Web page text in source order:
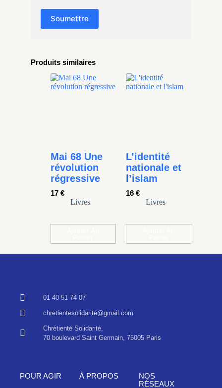
Produits similaires
Mai 68 Une
révolution
régressive
17 €
Livres
L’identité
nationale et
l’islam
16 €
Livres
Soumettre
01 40 51 74 07
chretientesolidarite@gmail.com
Chrétienté Solidarité,
70 boulevard Saint Germain, 75005 Paris
POUR AGIR À PROPOS
NOS
RÉSEAUX